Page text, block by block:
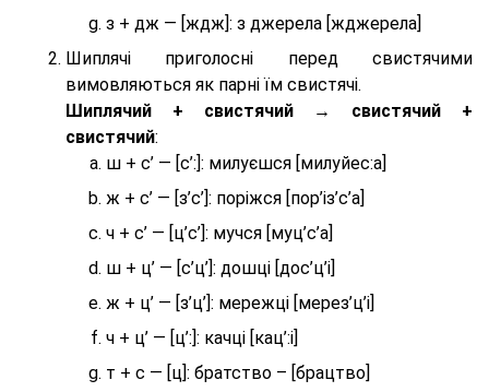
з + дж — [ждж]: з джерела [жджерела]
Шиплячі приголосні перед свистячими
вимовляються як парні їм свистячі.
Шиплячий + свистячий → свистячий +
свистячий:
ш + с’ — [с’:]: милуєшся [милуйес:а]
ж + с’ — [з’с’]: поріжся [пор’із’с’а]
ч + с’ — [ц’с’]: мучся [муц’с’а]
ш + ц’ — [с’ц’]: дошці [дос’ц’і]
ж + ц’ — [з’ц’]: мережці [мерез’ц’і]
ч + ц’ — [ц’:]: качці [кац’:і]
т + с — [ц]: братство – [брaцтво]